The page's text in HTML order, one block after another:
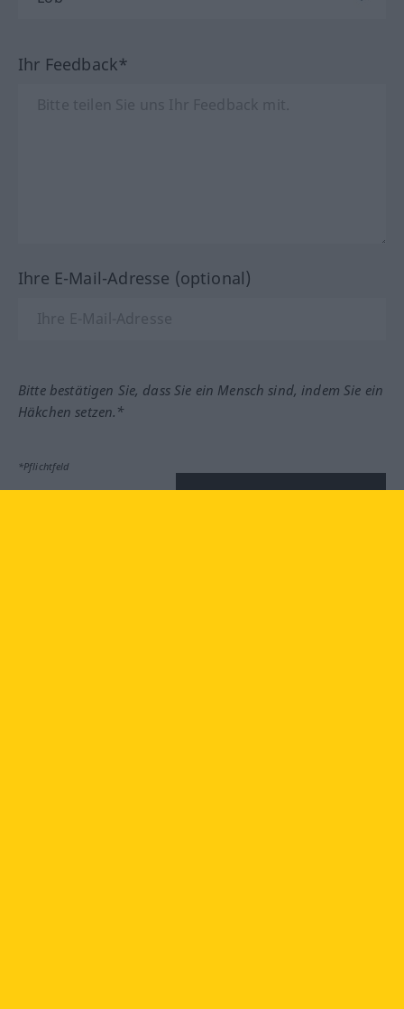
Ihr Feedback*
Ihre E-Mail-Adresse (optional)
Bitte bestätigen Sie, dass Sie ein Mensch sind, indem Sie ein
Häkchen setzen.*
*Pflichtfeld
Feedback absenden